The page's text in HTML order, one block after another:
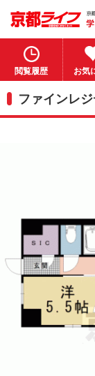
閲覧履歴 お気
ファインレ